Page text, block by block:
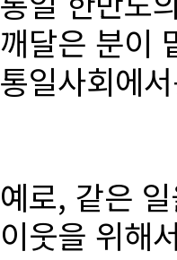
깨달은 분이
통일사회에
예로, 같은
이웃을 위해